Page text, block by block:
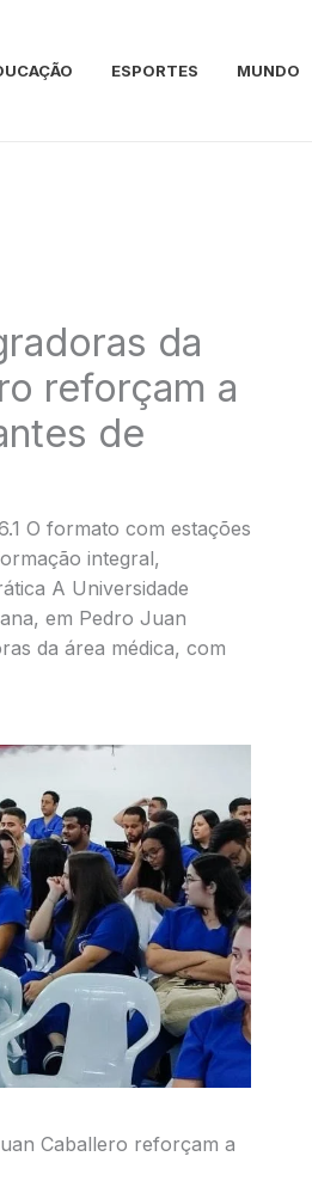
ESPORTES MUNDO
da
reforçam a
de
O formato com estações
integral,
A Universidade
em Pedro Juan
da área médica, com
Caballero reforçam a